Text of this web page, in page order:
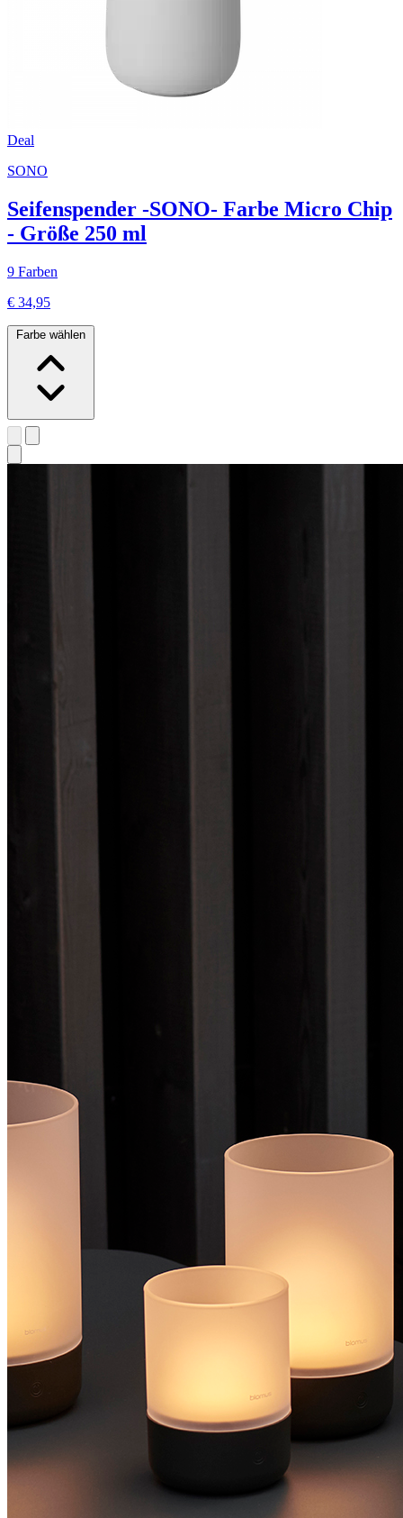
Deal
SONO
Seifenspender -SONO- Farbe Micro Chip
- Größe 250 ml
9 Farben
€ 34,95
Farbe wählen